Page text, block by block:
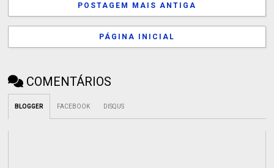
POSTAGEM MAIS ANTIGA
PÁGINA INICIAL
COMENTÁRIOS
BLOGGER FACEBOOK DISQUS